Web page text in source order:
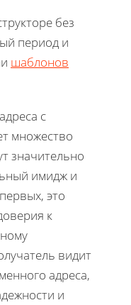
без
период и
шаблонов
с
множество
значительно
имидж и
это
к
видит
адреса,
и